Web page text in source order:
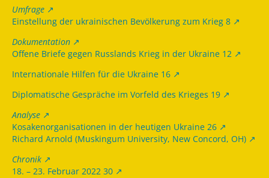
Umfrage
Einstellung der ukrainischen Bevölkerung zum Krieg 8
Dokumentation
Offene Briefe gegen Russlands Krieg in der Ukraine 12
Internationale Hilfen für die Ukraine 16
Diplomatische Gespräche im Vorfeld des Krieges 19
Analyse
Kosakenorganisationen in der heutigen Ukraine 26
Richard Arnold (Muskingum University, New Concord, OH)
Chronik
18. – 23. Februar 2022 30